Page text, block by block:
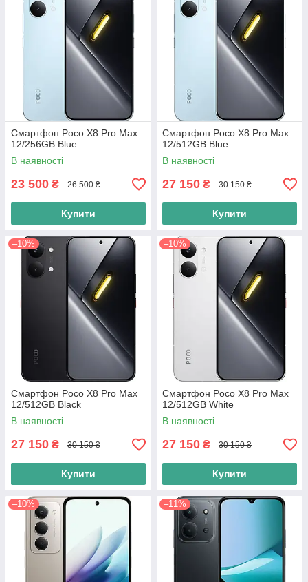
Смартфон Poco X8 Pro Max
12/256GB Blue
В наявності
23 500 ₴ 26 500 ₴
Купити
Смартфон Poco X8 Pro Max
12/512GB Blue
В наявності
27 150 ₴ 30 150 ₴
Купити
–10%
Смартфон Poco X8 Pro Max
12/512GB Black
В наявності
27 150 ₴ 30 150 ₴
Купити
–10%
Смартфон Poco X8 Pro Max
12/512GB White
В наявності
27 150 ₴ 30 150 ₴
Купити
–10% –11%